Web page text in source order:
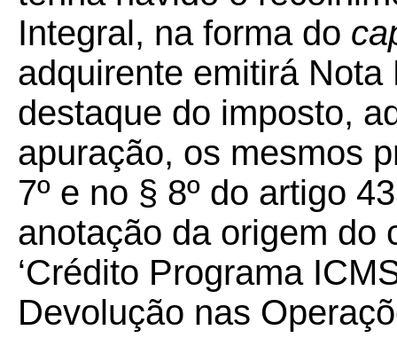
Integral, na forma do
adquirente emitirá
destaque do imposto,
apuração, os mesmos
7º e no § 8º do artigo
anotação da origem do
‘Crédito Programa
Devolução nas